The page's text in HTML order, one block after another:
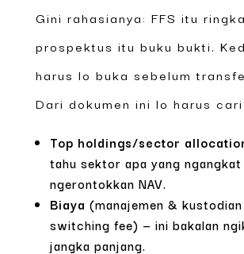
Gini rahasianya: FFS itu
prospektus itu buku bukti.
harus lo buka sebelum
Dari dokumen ini lo harus
Top holdings/sector
tahu sektor apa yang
ngerontokkan NAV.
Biaya (manajemen &
switching fee) — ini bakalan
jangka panjang.